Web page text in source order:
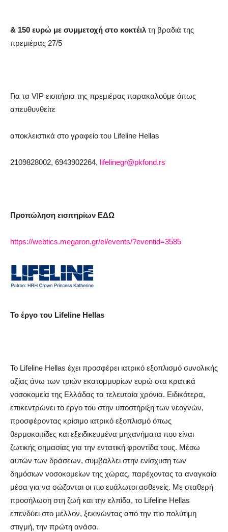
& 150 ευρώ με συμμετοχή στο κοκτέιλ τη βραδιά της
πρεμιέρας 27/5
Για τα VIP εισιτήρια της πρεμιέρας παρακαλούμε όπως
απευθυνθείτε
αποκλειστικά στο γραφείο του Lifeline Hellas
2109828002, 6943902264, lifelinegr@pkfond.rs
Προπώληση εισιτηρίων ΕΔΩ
https://webtics.megaron.gr/el/events/?eventid=3585
Το έργο του Lifeline Hellas
Το Lifeline Hellas έχει προσφέρει ιατρικό εξοπλισμό συνολικής
αξίας άνω των τριών εκατομμυρίων ευρώ στα κρατικά
νοσοκομεία της Ελλάδας τα τελευταία χρόνια. Ειδικότερα,
επικεντρώνει το έργο του στην υποστήριξη των νεογνών,
προσφέροντας κρίσιμο ιατρικό εξοπλισμό όπως
θερμοκοιτίδες και εξειδικευμένα μηχανήματα που είναι
ζωτικής σημασίας για την εντατική φροντίδα τους. Μέσω
αυτών των δράσεων, συμβάλλει στην ενίσχυση των
δημόσιων νοσοκομείων της χώρας, παρέχοντας τα αναγκαία
μέσα για να σώζονται οι πιο ευάλωτοι ασθενείς. Με σταθερή
προσήλωση στη ζωή και την ελπίδα, το Lifeline Hellas
επενδύει στο μέλλον, ξεκινώντας από την πιο πολύτιμη
στιγμή, την πρώτη ανάσα.